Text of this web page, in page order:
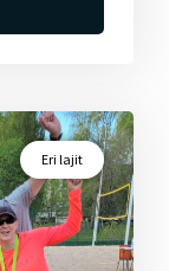
Eri lajit